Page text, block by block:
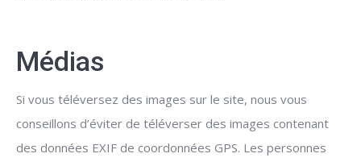
Médias
Si vous téléversez des images sur le site, nous vous
conseillons d’éviter de téléverser des images contenant
des données EXIF de coordonnées GPS. Les personnes